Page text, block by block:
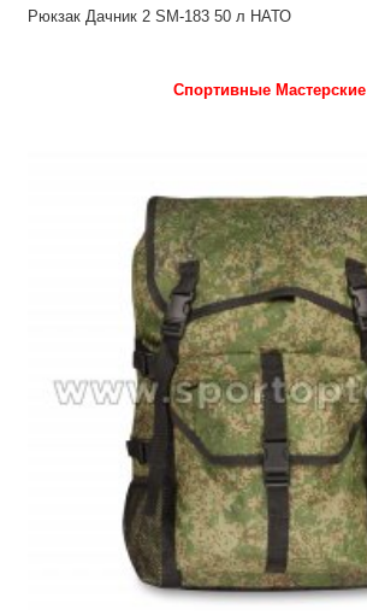
Рюкзак Дачник 2 SM-183 50 л НАТО
Спортивные Мастерские